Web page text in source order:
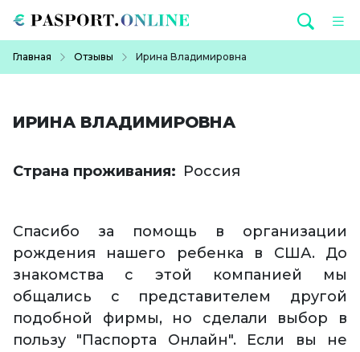
Главная Отзывы Ирина Владимировна
ИРИНА ВЛАДИМИРОВНА
Страна проживания Россия
Спасибо за помощь в организации
рождения нашего ребенка в США. До
знакомства с этой компанией мы
общались с представителем другой
подобной фирмы, но сделали выбор в
пользу "Паспорта Онлайн". Если вы не